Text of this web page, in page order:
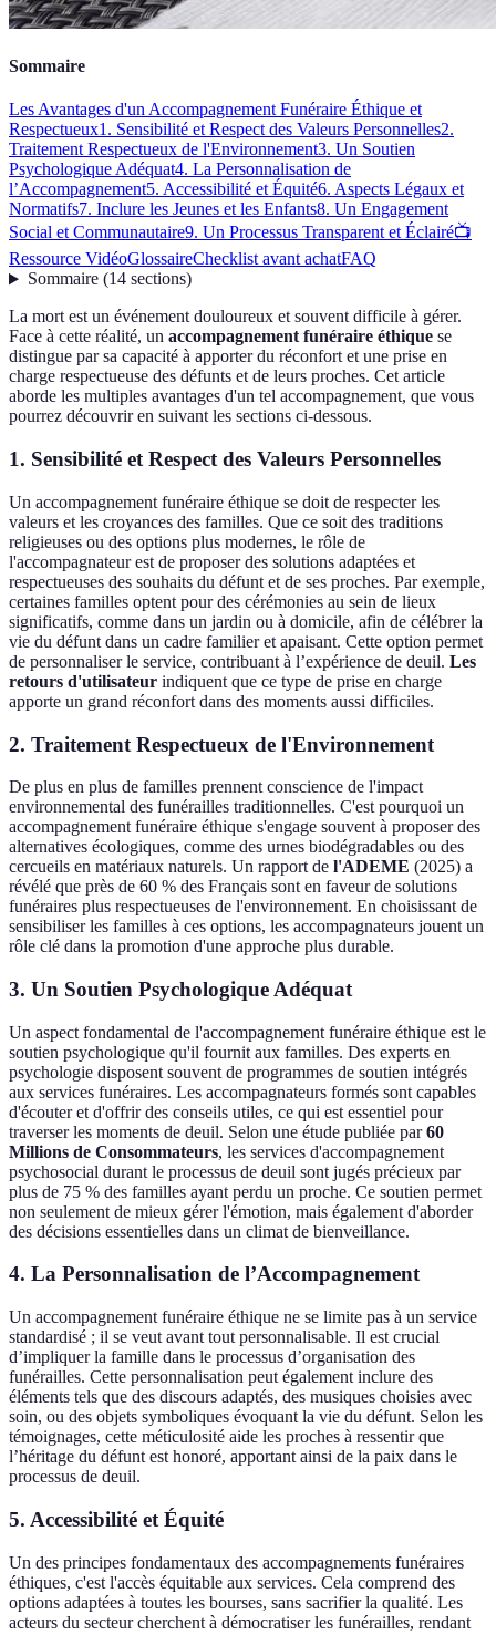
Sommaire
Les Avantages d'un Accompagnement Funéraire Éthique et
Respectueux1. Sensibilité et Respect des Valeurs Personnelles2.
Traitement Respectueux de l'Environnement3. Un Soutien
Psychologique Adéquat4. La Personnalisation de
l’Accompagnement5. Accessibilité et Équité6. Aspects Légaux et
Normatifs7. Inclure les Jeunes et les Enfants8. Un Engagement
Social et Communautaire9. Un Processus Transparent et Éclairé📺
Ressource VidéoGlossaireChecklist avant achatFAQ
Sommaire(14 sections)
La mort est un événement douloureux et souvent difficile à gérer.
Face à cette réalité, un accompagnement funéraire éthique se
distingue par sa capacité à apporter du réconfort et une prise en
charge respectueuse des défunts et de leurs proches. Cet article
aborde les multiples avantages d'un tel accompagnement, que vous
pourrez découvrir en suivant les sections ci-dessous.
1. Sensibilité et Respect des Valeurs Personnelles
Un accompagnement funéraire éthique se doit de respecter les
valeurs et les croyances des familles. Que ce soit des traditions
religieuses ou des options plus modernes, le rôle de
l'accompagnateur est de proposer des solutions adaptées et
respectueuses des souhaits du défunt et de ses proches. Par exemple,
certaines familles optent pour des cérémonies au sein de lieux
significatifs, comme dans un jardin ou à domicile, afin de célébrer la
vie du défunt dans un cadre familier et apaisant. Cette option permet
de personnaliser le service, contribuant à l’expérience de deuil. Les
retours d'utilisateur indiquent que ce type de prise en charge
apporte un grand réconfort dans des moments aussi difficiles.
2. Traitement Respectueux de l'Environnement
De plus en plus de familles prennent conscience de l'impact
environnemental des funérailles traditionnelles. C'est pourquoi un
accompagnement funéraire éthique s'engage souvent à proposer des
alternatives écologiques, comme des urnes biodégradables ou des
cercueils en matériaux naturels. Un rapport de l'ADEME (2025) a
révélé que près de 60 % des Français sont en faveur de solutions
funéraires plus respectueuses de l'environnement. En choisissant de
sensibiliser les familles à ces options, les accompagnateurs jouent un
rôle clé dans la promotion d'une approche plus durable.
3. Un Soutien Psychologique Adéquat
Un aspect fondamental de l'accompagnement funéraire éthique est le
soutien psychologique qu'il fournit aux familles. Des experts en
psychologie disposent souvent de programmes de soutien intégrés
aux services funéraires. Les accompagnateurs formés sont capables
d'écouter et d'offrir des conseils utiles, ce qui est essentiel pour
traverser les moments de deuil. Selon une étude publiée par60
Millions de Consommateurs, les services d'accompagnement
psychosocial durant le processus de deuil sont jugés précieux par
plus de 75 % des familles ayant perdu un proche. Ce soutien permet
non seulement de mieux gérer l'émotion, mais également d'aborder
des décisions essentielles dans un climat de bienveillance.
4. La Personnalisation de l’Accompagnement
Un accompagnement funéraire éthique ne se limite pas à un service
standardisé ; il se veut avant tout personnalisable. Il est crucial
d’impliquer la famille dans le processus d’organisation des
funérailles. Cette personnalisation peut également inclure des
éléments tels que des discours adaptés, des musiques choisies avec
soin, ou des objets symboliques évoquant la vie du défunt. Selon les
témoignages, cette méticulosité aide les proches à ressentir que
l’héritage du défunt est honoré, apportant ainsi de la paix dans le
processus de deuil.
5. Accessibilité et Équité
Un des principes fondamentaux des accompagnements funéraires
éthiques, c'est l'accès équitable aux services. Cela comprend des
options adaptées à toutes les bourses, sans sacrifier la qualité. Les
acteurs du secteur cherchent à démocratiser les funérailles, rendant